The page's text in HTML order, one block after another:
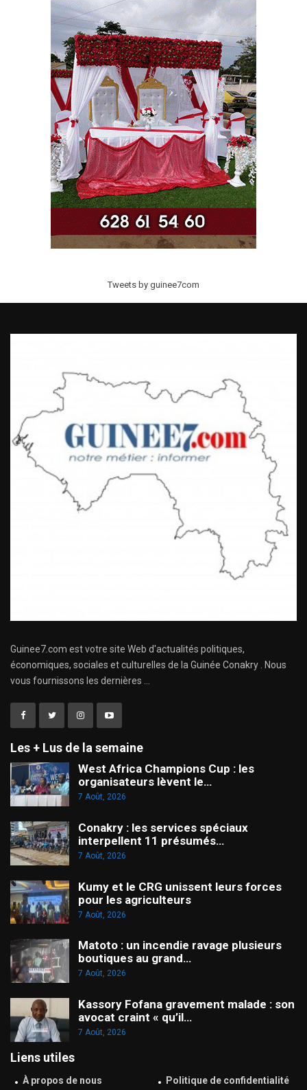
Tweets by guinee7com
Guinee7.com est votre site Web d'actualités politiques,
économiques, sociales et culturelles de la Guinée Conakry . Nous
vous fournissons les dernières ...
Les + Lus de la semaine
West Africa Champions Cup : les
organisateurs lèvent le…
7 Août, 2026
Conakry : les services spéciaux
interpellent 11 présumés…
7 Août, 2026
Kumy et le CRG unissent leurs forces
pour les agriculteurs
7 Août, 2026
Matoto : un incendie ravage plusieurs
boutiques au grand…
7 Août, 2026
Kassory Fofana gravement malade : son
avocat craint « qu’il…
7 Août, 2026
Liens utiles
À propos de nous Politique de confidentialité